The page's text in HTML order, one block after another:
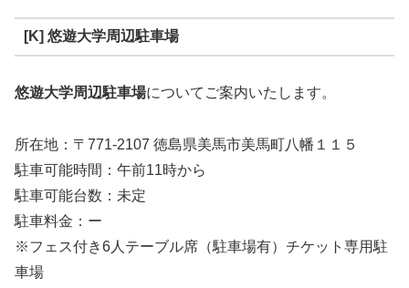
[K] 悠遊大学周辺駐車場
悠遊大学周辺駐車場についてご案内いたします。
所在地：〒771-2107 徳島県美馬市美馬町八幡１１５
駐車可能時間：午前11時から
駐車可能台数：未定
駐車料金：ー
※フェス付き6人テーブル席（駐車場有）チケット専用駐
車場